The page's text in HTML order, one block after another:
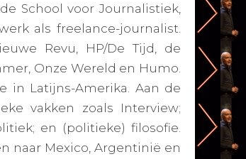
School voor Journalistiek,
als freelance-journalist.
Revu, HP/De Tijd, de
Onze Wereld en Humo.
in Latijns-Amerika. Aan de
vakken zoals Interview;
en (politieke) filosofie.
naar Mexico, Argentinië en